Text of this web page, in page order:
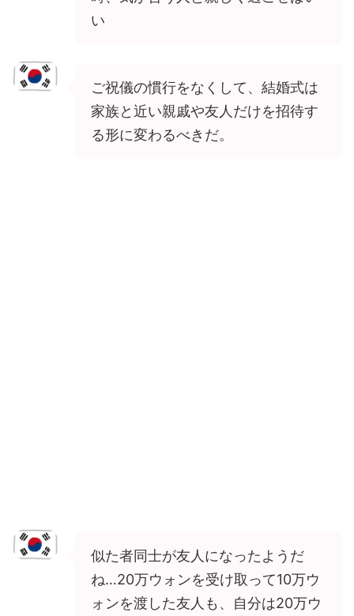
い
ご祝儀の慣行をなくして、結婚式は
家族と近い親戚や友人だけを招待す
る形に変わるべきだ。
似た者同士が友人になったようだ
ね…20万ウォンを受け取って10万ウ
ォンを渡した友人も、自分は20万ウ